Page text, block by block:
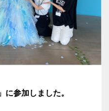
に参加しました。